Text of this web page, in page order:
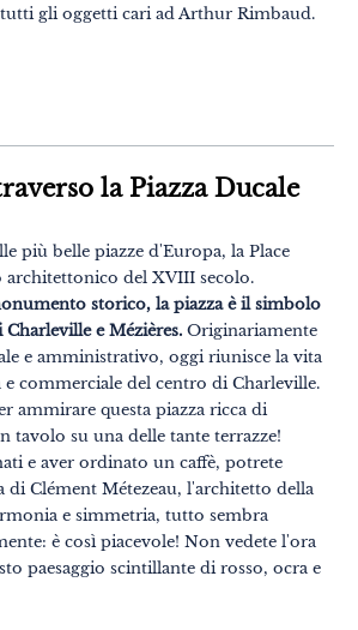
gli oggetti cari ad Arthur Rimbaud.
la Piazza Ducale
più belle piazze d'Europa, la Place
architettonico del XVIII secolo.
storico, la piazza è il simbolo
e Mézières. Originariamente
e amministrativo, oggi riunisce la vita
commerciale del centro di Charleville.
ammirare questa piazza ricca di
tavolo su una delle tante terrazze!
e aver ordinato un caffè, potrete
di Clément Métezeau, l'architetto della
e simmetria, tutto sembra
è così piacevole! Non vedete l'ora
paesaggio scintillante di rosso, ocra e